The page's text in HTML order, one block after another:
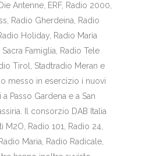
Antenne, ERF, Radio 2000,
Radio Gherdeina, Radio
Holiday, Radio Maria
Famiglia, Radio Tele
Tirol, Stadtradio Meran e
messo in esercizio i nuovi
Passo Gardena e a San
Il consorzio DAB Italia
M2O, Radio 101, Radio 24,
Maria, Radio Radicale,